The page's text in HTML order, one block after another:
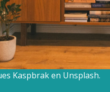
Kaspbrak en Unsplash.